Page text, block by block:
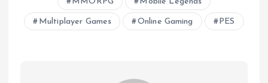
Multiplayer Games Online Gaming PES